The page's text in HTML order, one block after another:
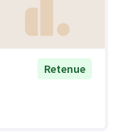
Retenue